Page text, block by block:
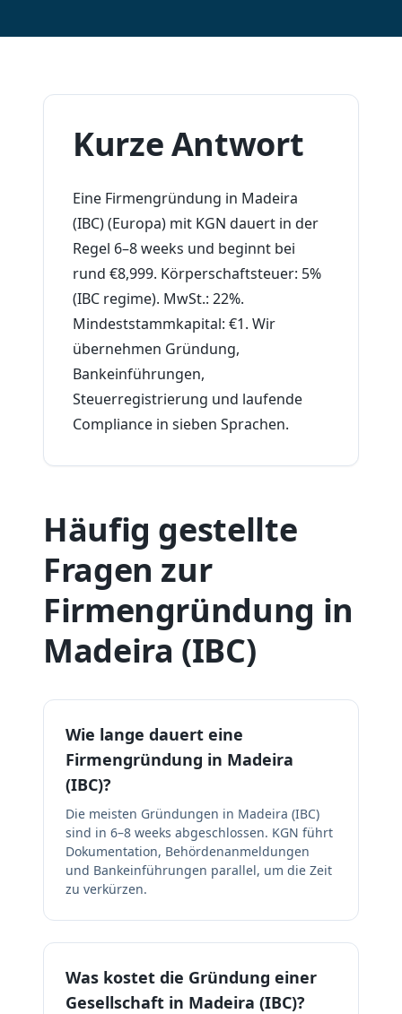
Kurze Antwort
Eine Firmengründung in Madeira
(IBC) (Europa) mit KGN dauert in der
Regel 6–8 weeks und beginnt bei
rund €8,999. Körperschaftsteuer: 5%
(IBC regime). MwSt.: 22%.
Mindeststammkapital: €1. Wir
übernehmen Gründung,
Bankeinführungen,
Steuerregistrierung und laufende
Compliance in sieben Sprachen.
Häufig gestellte
Fragen zur
Firmengründung in
Madeira (IBC)
Wie lange dauert eine
Firmengründung in Madeira
(IBC)?
Die meisten Gründungen in Madeira (IBC)
sind in 6–8 weeks abgeschlossen. KGN führt
Dokumentation, Behördenanmeldungen
und Bankeinführungen parallel, um die Zeit
zu verkürzen.
Was kostet die Gründung einer
Gesellschaft in Madeira (IBC)?